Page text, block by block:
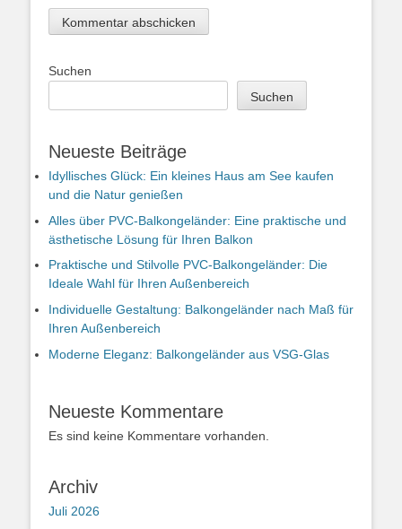
Suchen
Suchen
Neueste Beiträge
Idyllisches Glück: Ein kleines Haus am See kaufen
und die Natur genießen
Alles über PVC-Balkongeländer: Eine praktische und
ästhetische Lösung für Ihren Balkon
Praktische und Stilvolle PVC-Balkongeländer: Die
Ideale Wahl für Ihren Außenbereich
Individuelle Gestaltung: Balkongeländer nach Maß für
Ihren Außenbereich
Moderne Eleganz: Balkongeländer aus VSG-Glas
Neueste Kommentare
Es sind keine Kommentare vorhanden.
Archiv
Juli 2026